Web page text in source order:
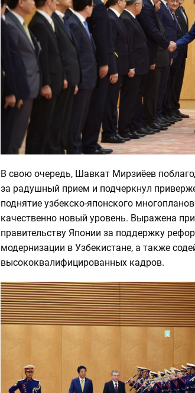
В свою очередь, Шавкат Мирзиёев
за радушный прием и подчеркнул
поднятие узбекско-японского
качественно новый уровень. Выражена
правительству Японии за поддержку
модернизации в Узбекистане, а также
высококвалифицированных кадров.